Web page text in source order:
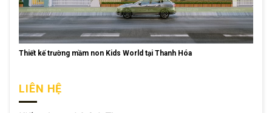
Thiết kế trường mầm non Kids World tại Thanh Hóa
LIÊN HỆ